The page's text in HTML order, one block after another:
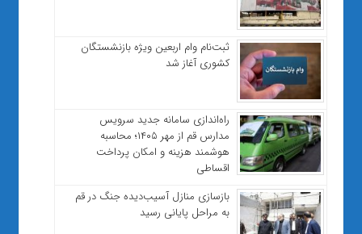
ثبت‌نام وام اربعین ویژه بازنشستگان
کشوری آغاز شد
راه‌اندازی سامانه جدید سرویس
مدارس قم از مهر ۱۴۰۵؛ محاسبه
هوشمند هزینه و امکان پرداخت
اقساطی
بازسازی منازل آسیب‌دیده جنگ در قم
به مراحل پایانی رسید